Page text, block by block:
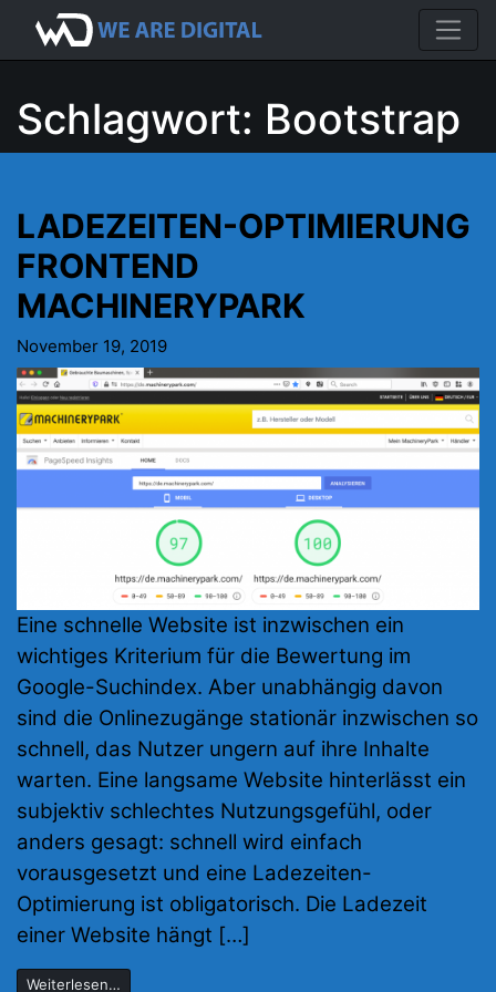
Schlagwort: Bootstrap
LADEZEITEN-OPTIMIERUNG
FRONTEND
MACHINERYPARK
November 19, 2019
Eine schnelle Website ist inzwischen ein
wichtiges Kriterium für die Bewertung im
Google-Suchindex. Aber unabhängig davon
sind die Onlinezugänge stationär inzwischen so
schnell, das Nutzer ungern auf ihre Inhalte
warten. Eine langsame Website hinterlässt ein
subjektiv schlechtes Nutzungsgefühl, oder
anders gesagt: schnell wird einfach
vorausgesetzt und eine Ladezeiten-
Optimierung ist obligatorisch. Die Ladezeit
einer Website hängt […]
Weiterlesen…